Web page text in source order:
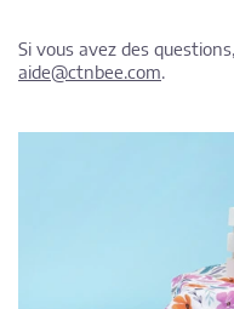
Si vous avez des
aide@ctnbee.com.